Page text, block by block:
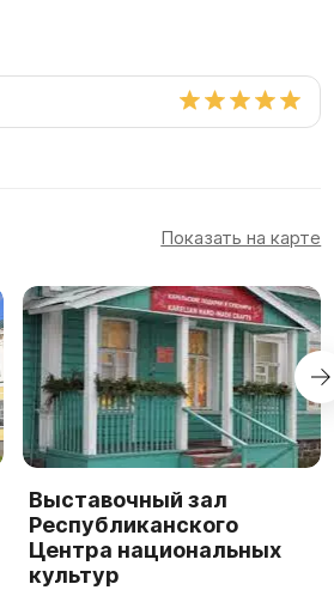
Показать на карте
Выставочный зал
Республиканского
Центра национальных
культур